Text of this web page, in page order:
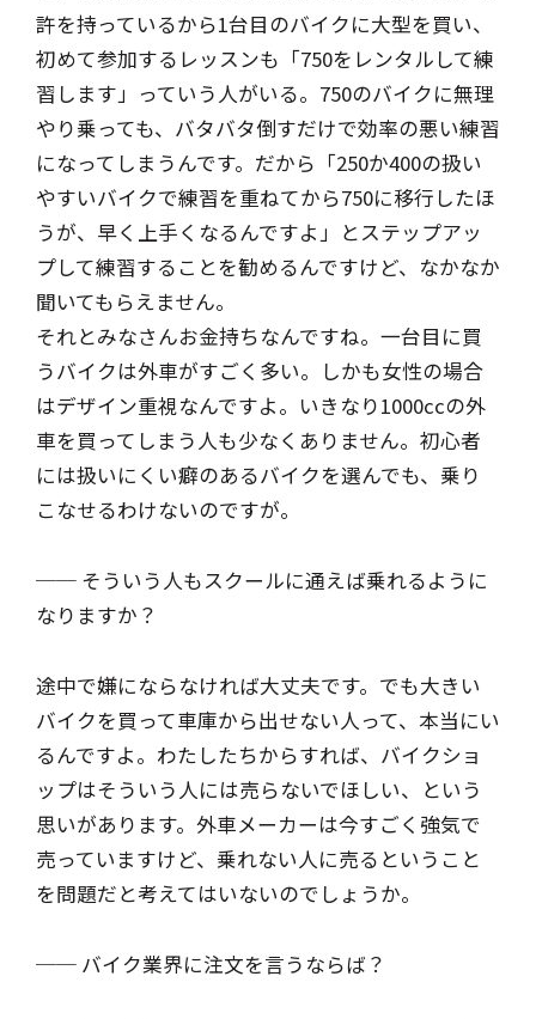
許を持っているから1台目のバイクに大型を買い、
初めて参加するレッスンも「750をレンタルして練
習します」っていう人がいる。750のバイクに無理
やり乗っても、バタバタ倒すだけで効率の悪い練習
になってしまうんです。だから「250か400の扱い
やすいバイクで練習を重ねてから750に移行したほ
うが、早く上手くなるんですよ」とステップアッ
プして練習することを勧めるんですけど、なかなか
聞いてもらえません。
それとみなさんお金持ちなんですね。一台目に買
うバイクは外車がすごく多い。しかも女性の場合
はデザイン重視なんですよ。いきなり1000ccの外
車を買ってしまう人も少なくありません。初心者
には扱いにくい癖のあるバイクを選んでも、乗り
こなせるわけないのですが。
── そういう人もスクールに通えば乗れるように
なりますか？
途中で嫌にならなければ大丈夫です。でも大きい
バイクを買って車庫から出せない人って、本当にい
るんですよ。わたしたちからすれば、バイクショ
ップはそういう人には売らないでほしい、という
思いがあります。外車メーカーは今すごく強気で
売っていますけど、乗れない人に売るということ
を問題だと考えてはいないのでしょうか。
── バイク業界に注文を言うならば？